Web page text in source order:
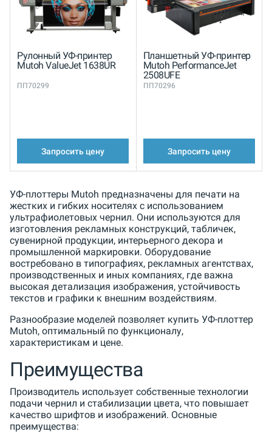
Рулонный УФ-принтер
Mutoh ValueJet 1638UR
ПП70299
Запросить цену
Планшетный УФ-принтер
Mutoh PerformanceJet
2508UFE
ПП70296
Запросить цену
УФ-плоттеры Mutoh предназначены для печати на
жестких и гибких носителях с использованием
ультрафиолетовых чернил. Они используются для
изготовления рекламных конструкций, табличек,
сувенирной продукции, интерьерного декора и
промышленной маркировки. Оборудование
востребовано в типографиях, рекламных агентствах,
производственных и иных компаниях, где важна
высокая детализация изображения, устойчивость
текстов и графики к внешним воздействиям.
Разнообразие моделей позволяет купить УФ-плоттер
Mutoh, оптимальный по функционалу,
характеристикам и цене.
Преимущества
Производитель использует собственные технологии
подачи чернил и стабилизации цвета, что повышает
качество шрифтов и изображений. Основные
преимущества: